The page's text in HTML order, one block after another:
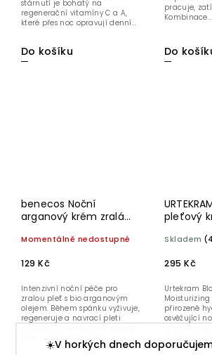
☀️V horkých dnech
Do košíku
stárnutí je bohatý na
regenerační vitamíny C a A,
které přes noc opravují denní...
Do
pracuje,
Kombinace...
benecos Noční
arganový krém zralá
Momentálně nedostupné
129 Kč
Intenzivní noční péče pro
zralou pleť s bio arganovým
olejem. Během spánku vyživuje,
regeneruje a navrací pleti
pleť hebká, rozjasněná a
odpočatá.
pleťový
Skladem
295 Kč
Urtekram
přirozeně
osvěžující
obsahem